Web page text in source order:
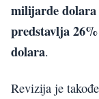
milijarde
predstavlja
dolara.
Revizija je